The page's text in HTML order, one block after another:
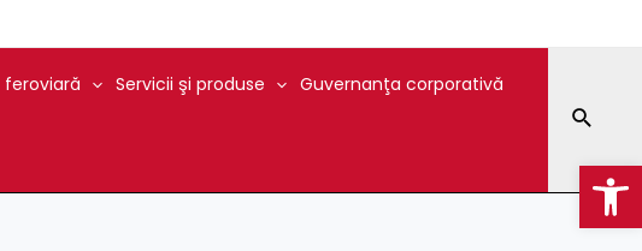
feroviară Servicii şi produse Guvernanţa corporativă